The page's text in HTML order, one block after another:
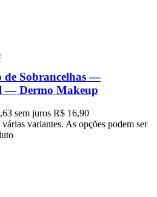
de Sobrancelhas —
— Dermo Makeup
sem juros R$ 16,90
variantes. As opções podem ser